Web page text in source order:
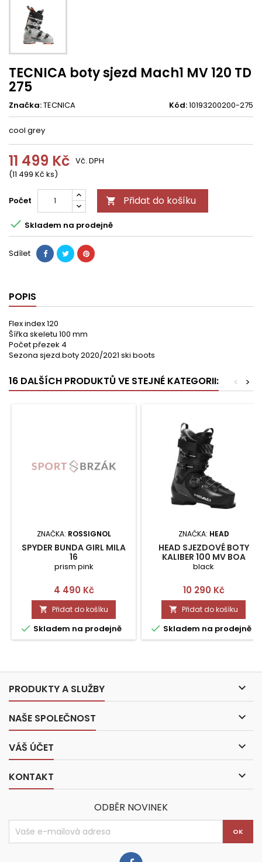
TECNICA boty sjezd Mach1 MV 120 TD
275
Značka:TECNICA Kód:10193200200-275
cool grey
11 499 Kč
(11 499 Kč ks)
Vč. DPH
Počet  Přidat do košíku
 Skladem na prodejně
Sdílet
POPIS
Flex index 120
Šířka skeletu 100 mm
Počet přezek 4
Sezona sjezd.boty 2020/2021 ski boots
16 DALŠÍCH PRODUKTŮ VE STEJNÉ KATEGORII: >
<
ZNAČKA: ROSSIGNOL
SPYDER BUNDA GIRL MILA
16
prism pink
Cena
4 490 Kč
 Přidat do košíku
 Skladem na prodejně
ZNAČKA: HEAD
HEAD SJEZDOVÉ BOTY
KALIBER 100 MV BOA
27/27.5
black
Cena
10 290 Kč
 Přidat do košíku
 Skladem na prodejně
PRODUKTY A SLUŽBY 
NAŠE SPOLEČNOST 
VÁŠ ÚČET 
KONTAKT 
ODBĚR NOVINEK